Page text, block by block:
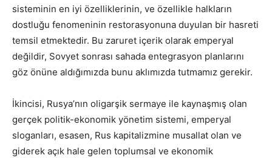
sisteminin en iyi özelliklerinin, ve özellikle halkların
dostluğu fenomeninin restorasyonuna duyulan bir hasreti
temsil etmektedir. Bu zaruret içerik olarak emperyal
değildir, Sovyet sonrası sahada entegrasyon planlarını
göz önüne aldığımızda bunu aklımızda tutmamız gerekir.
İkincisi, Rusya’nın oligarşik sermaye ile kaynaşmış olan
gerçek politik-ekonomik yönetim sistemi, emperyal
sloganları, esasen, Rus kapitalizmine musallat olan ve
giderek açık hale gelen toplumsal ve ekonomik